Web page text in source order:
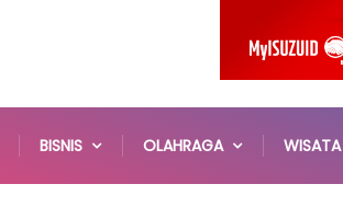
BISNIS OLAHRAGA WISATA